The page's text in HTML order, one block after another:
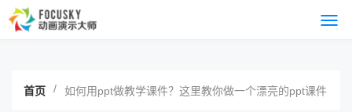
首页 / 如何用ppt做教学课件？这里教你做一个漂亮的ppt课件